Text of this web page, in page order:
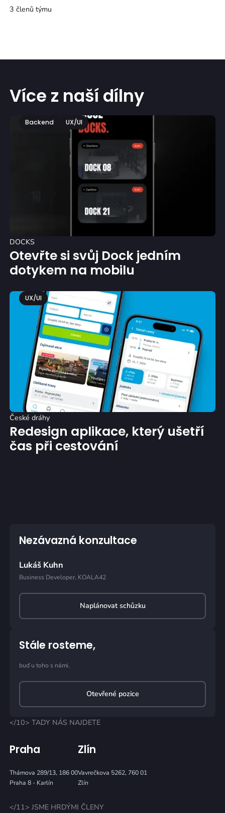
3 členů týmu
Více z naší dílny
Backend UX/UI
DOCKS
Otevřte si svůj Dock jedním
dotykem na mobilu
UX/UI
České dráhy
Redesign aplikace, který ušetří
čas při cestování
</10> TADY NÁS NAJDETE
Praha
Thámova 289/13, 186 00
Praha 8 - Karlín
Zlín
Vavrečkova 5262, 760 01
Zlín
</11> JSME HRDÝMI ČLENY
Nezávazná konzultace
Lukáš Kuhn
Business Developer, KOALA42
Naplánovat schůzku
Stále rosteme,
buď u toho s námi.
Otevřené pozice